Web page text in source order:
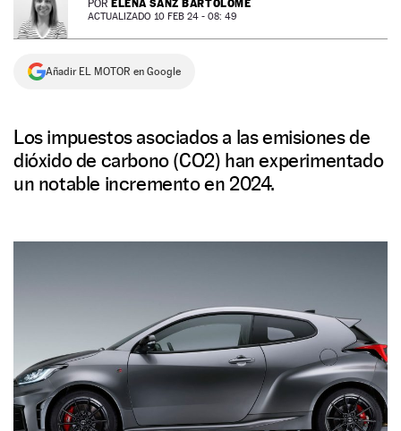
NEWSLETTER
SÍGUENOS
POR ELENA SANZ BARTOLOMÉ
ACTUALIZADO 10 FEB 24 - 08: 49
Añadir EL MOTOR en Google
Los impuestos asociados a las emisiones de
dióxido de carbono (CO2) han experimentado
un notable incremento en 2024.